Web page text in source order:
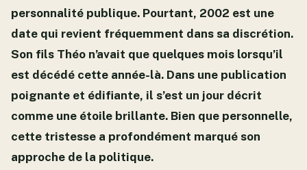
personnalité publique. Pourtant, 2002 est une
date qui revient fréquemment dans sa discrétion.
Son fils Théo n’avait que quelques mois lorsqu’il
est décédé cette année-là. Dans une publication
poignante et édifiante, il s’est un jour décrit
comme une étoile brillante. Bien que personnelle,
cette tristesse a profondément marqué son
approche de la politique.